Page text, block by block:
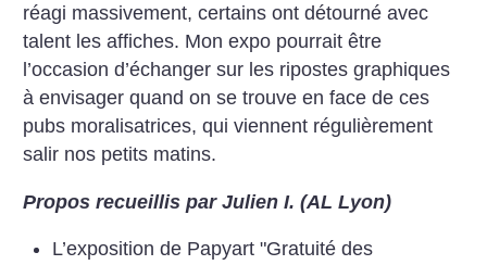
réagi massivement, certains ont détourné avec
talent les affiches. Mon expo pourrait être
l’occasion d’échanger sur les ripostes graphiques
à envisager quand on se trouve en face de ces
pubs moralisatrices, qui viennent régulièrement
salir nos petits matins.
Propos recueillis par Julien I. (AL Lyon)
L’exposition de Papyart "Gratuité des